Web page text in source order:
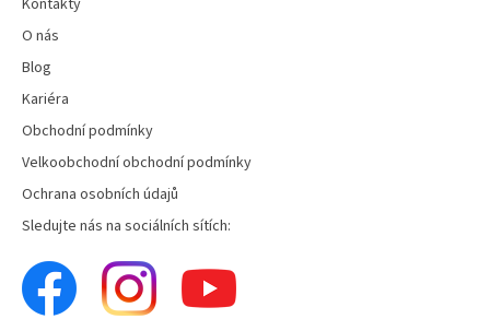
O nás
Blog
Kariéra
Obchodní podmínky
Velkoobchodní obchodní podmínky
Ochrana osobních údajů
Sledujte nás na sociálních sítích: